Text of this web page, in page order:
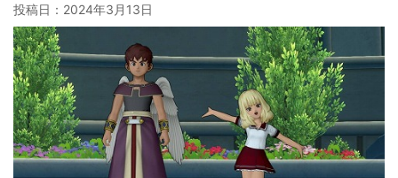
投稿日： 2024年3月13日